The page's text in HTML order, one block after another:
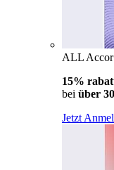
ALL
15%
bei über
Jetzt